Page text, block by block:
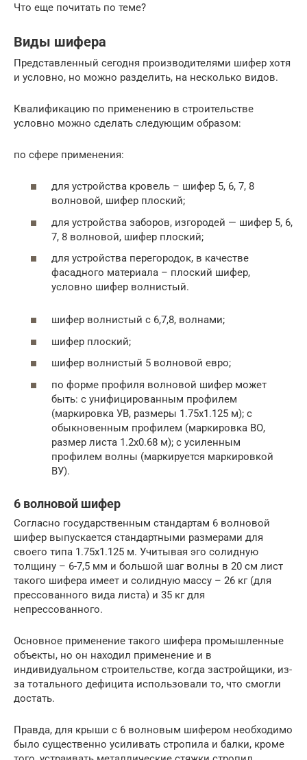
Что еще почитать по теме?
Виды шифера
Представленный сегодня производителями шифер хотя
и условно, но можно разделить, на несколько видов.
Квалификацию по применению в строительстве
условно можно сделать следующим образом:
по сфере применения:
для устройства кровель – шифер 5, 6, 7, 8
волновой, шифер плоский;
для устройства заборов, изгородей — шифер 5, 6,
7, 8 волновой, шифер плоский;
для устройства перегородок, в качестве
фасадного материала – плоский шифер,
условно шифер волнистый.
шифер волнистый с 6,7,8, волнами;
шифер плоский;
шифер волнистый 5 волновой евро;
по форме профиля волновой шифер может
быть: с унифицированным профилем
(маркировка УВ, размеры 1.75х1.125 м); с
обыкновенным профилем (маркировка ВО,
размер листа 1.2х0.68 м); с усиленным
профилем волны (маркируется маркировкой
ВУ).
6 волновой шифер
Согласно государственным стандартам 6 волновой
шифер выпускается стандартными размерами для
своего типа 1.75х1.125 м. Учитывая эго солидную
толщину – 6-7,5 мм и большой шаг волны в 20 см лист
такого шифера имеет и солидную массу – 26 кг (для
прессованного вида листа) и 35 кг для
непрессованного.
Основное применение такого шифера промышленные
объекты, но он находил применение и в
индивидуальном строительстве, когда застройщики, из-
за тотального дефицита использовали то, что смогли
достать.
Правда, для крыши с 6 волновым шифером необходимо
было существенно усиливать стропила и балки, кроме